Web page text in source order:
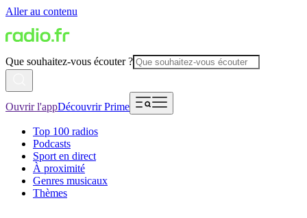
Aller au contenu
Que souhaitez-vous écouter ?
Ouvrir l'appDécouvrir Prime
Top 100 radios
Podcasts
Sport en direct
À proximité
Genres musicaux
Thèmes